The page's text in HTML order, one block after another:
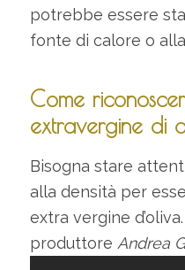
potrebbe essere
fonte di calore o
Come
extravergine di
Bisogna stare
alla densità per
extra vergine
produttore Andrea